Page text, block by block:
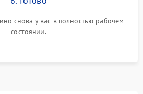
снова у вас в полностью рабочем
состоянии.